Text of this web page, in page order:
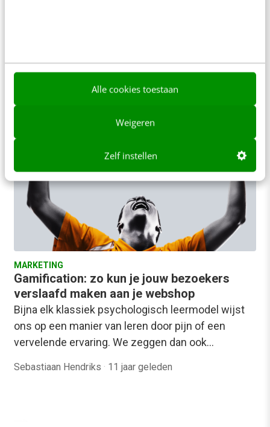
Alle cookies toestaan
Weigeren
Zelf instellen
mogelijke interface. De consument…
Udesh Jadnanansing· 10 jaar geleden
MARKETING
Gamification: zo kun je jouw bezoekers
verslaafd maken aan je webshop
Bijna elk klassiek psychologisch leermodel wijst
ons op een manier van leren door pijn of een
vervelende ervaring. We zeggen dan ook…
Sebastiaan Hendriks · 11 jaar geleden